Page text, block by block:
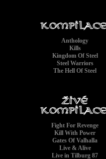
Anthology
Kills
Kingdom Of Steel
Steel Warriors
The Hell Of Steel
Fight For Revenge
Kill With Power
Gates Of Valhalla
Live & Alive
Live in Tilburg 87